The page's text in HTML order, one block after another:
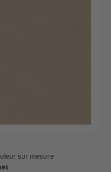
sur mesure